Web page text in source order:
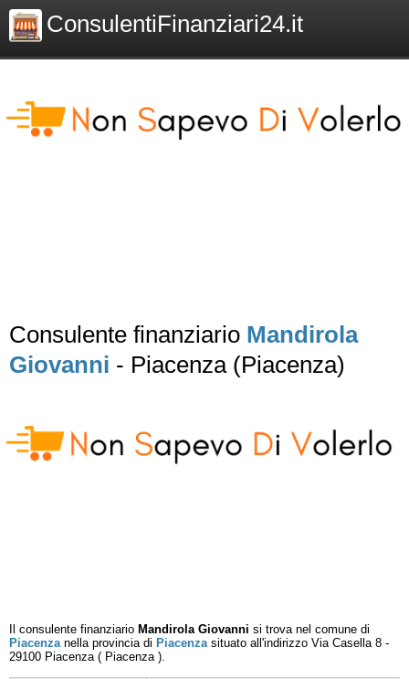
ConsulentiFinanziari24.it
Consulente finanziario Mandirola
Giovanni - Piacenza (Piacenza)
Il consulente finanziario Mandirola Giovanni si trova nel comune di
Piacenzanella provincia di Piacenzasituato all'indirizzo Via Casella 8 -
29100 Piacenza( Piacenza).